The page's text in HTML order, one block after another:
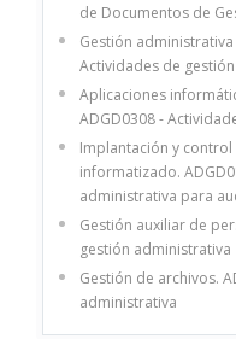
de Documentos de
Gestión
Actividades de
Aplicaciones
ADGD0308 -
Implantación y
informatizado.
administrativa para
Gestión auxiliar de
gestión administrativa
Gestión de archivos.
administrativa